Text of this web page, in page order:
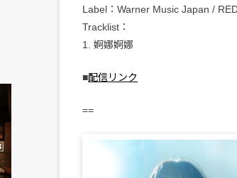
Label：Warner Music Japan /
Tracklist：
1. 婀娜婀娜
■配信リンク
==